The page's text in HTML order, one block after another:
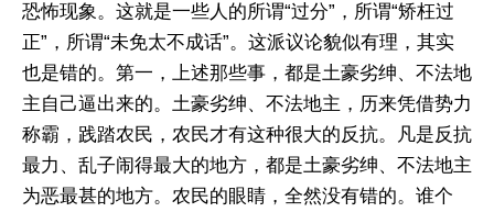
恐怖现象。这就是一些人的所谓“过分”，所谓“矫枉过
正”，所谓“未免太不成话”。这派议论貌似有理，其实
也是错的。第一，上述那些事，都是土豪劣绅、不法地
主自己逼出来的。土豪劣绅、不法地主，历来凭借势力
称霸，践踏农民，农民才有这种很大的反抗。凡是反抗
最力、乱子闹得最大的地方，都是土豪劣绅、不法地主
为恶最甚的地方。农民的眼睛，全然没有错的。谁个